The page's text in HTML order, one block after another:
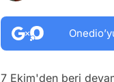
7 Ekim'den beri